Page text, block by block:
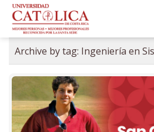
Archive by tag: Ingeniería en